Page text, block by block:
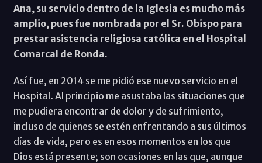
Ana, su servicio dentro de la Iglesia es mucho más
amplio, pues fue nombrada por el Sr. Obispo para
prestar asistencia religiosa católica en el Hospital
Comarcal de Ronda.
Así fue, en 2014 se me pidió ese nuevo servicio en el
Hospital. Al principio me asustaba las situaciones que
me pudiera encontrar de dolor y de sufrimiento,
incluso de quienes se estén enfrentando a sus últimos
días de vida, pero es en esos momentos en los que
Dios está presente; son ocasiones en las que, aunque